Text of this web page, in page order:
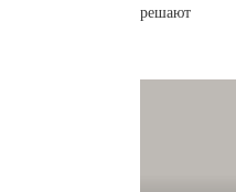
решают